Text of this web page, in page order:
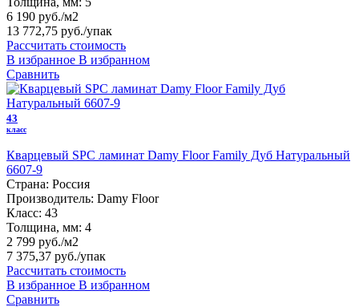
6 190 руб./м2
13 772,75 руб./упак
Рассчитать стоимость
В избранное В избранном
Сравнить
43
класс
Кварцевый SPC ламинат Damy Floor Family Дуб Натуральный
6607-9
Страна: Россия
Производитель: Damy Floor
Класс: 43
Толщина, мм: 4
2 799 руб./м2
7 375,37 руб./упак
Рассчитать стоимость
В избранное В избранном
Сравнить